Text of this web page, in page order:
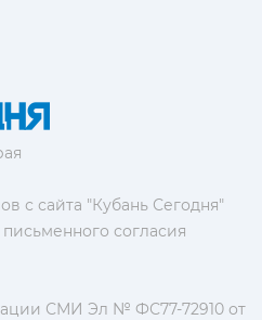
с сайта "Кубань Сегодня"
согласия
СМИ Эл № ФС77-72910 от